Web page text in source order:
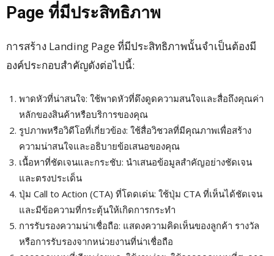
Page ที่มีประสิทธิภาพ
การสร้าง Landing Page ที่มีประสิทธิภาพนั้นจำเป็นต้องมี
องค์ประกอบสำคัญดังต่อไปนี้:
พาดหัวที่น่าสนใจ: ใช้พาดหัวที่ดึงดูดความสนใจและสื่อถึงคุณค่า
หลักของสินค้าหรือบริการของคุณ
รูปภาพหรือวิดีโอที่เกี่ยวข้อง: ใช้สื่อวิชวลที่มีคุณภาพเพื่อสร้าง
ความน่าสนใจและอธิบายข้อเสนอของคุณ
เนื้อหาที่ชัดเจนและกระชับ: นำเสนอข้อมูลสำคัญอย่างชัดเจน
และตรงประเด็น
ปุ่ม Call to Action (CTA) ที่โดดเด่น: ใช้ปุ่ม CTA ที่เห็นได้ชัดเจน
และมีข้อความที่กระตุ้นให้เกิดการกระทำ
การรับรองความน่าเชื่อถือ: แสดงความคิดเห็นของลูกค้า รางวัล
หรือการรับรองจากหน่วยงานที่น่าเชื่อถือ